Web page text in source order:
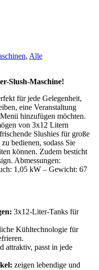
, Alle
Slush-Maschine!
für jede Gelegenheit,
eine Veranstaltung
hinzufügen möchten.
von 3x12 Litern
Slushies für große
bedienen, sodass Sie
können. Zudem besticht
Abmessungen:
1,05 kW – Gewicht: 67
3x12-Liter-Tanks für
Kühltechnologie für
attraktiv, passt in jede
zeigen lebendige und